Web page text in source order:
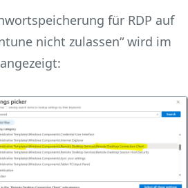
für RDP auf
nicht zulassen“ wird im